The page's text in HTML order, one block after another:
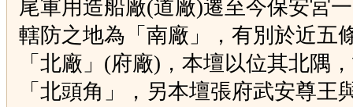
尾軍用造船廠(道廠)遷至今保安宮
轄防之地為「南廠」，有別於近五
「北廠」 (府廠) ，本壇以位其北隅
「北頭角」，另本壇張府武安尊王